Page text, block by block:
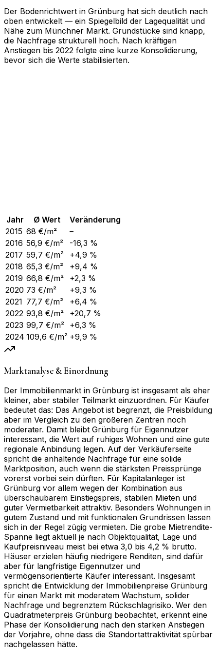
Der Bodenrichtwert in Grünburg hat sich deutlich nach
oben entwickelt — ein Spiegelbild der Lagequalität und
Nähe zum Münchner Markt. Grundstücke sind knapp,
die Nachfrage strukturell hoch. Nach kräftigen
Anstiegen bis 2022 folgte eine kurze Konsolidierung,
bevor sich die Werte stabilisierten.
Jahr Ø Wert
Veränderung
2015 68 €/m²
–
2016 56,9 €/m²
-16,3 %
2017 59,7 €/m²
+4,9 %
2018 65,3 €/m²
+9,4 %
2019 66,8 €/m²
+2,3 %
2020 73 €/m²
+9,3 %
2021 77,7 €/m²
+6,4 %
2022 93,8 €/m²
+20,7 %
2023 99,7 €/m² +6,3 %
2024 109,6 €/m² +9,9 %
Marktanalyse & Einordnung
Der Immobilienmarkt in Grünburg ist insgesamt als eher
kleiner, aber stabiler Teilmarkt einzuordnen. Für Käufer
bedeutet das: Das Angebot ist begrenzt, die Preisbildung
aber im Vergleich zu den größeren Zentren noch
moderater. Damit bleibt Grünburg für Eigennutzer
interessant, die Wert auf ruhiges Wohnen und eine gute
regionale Anbindung legen. Auf der Verkäuferseite
spricht die anhaltende Nachfrage für eine solide
Marktposition, auch wenn die stärksten Preissprünge
vorerst vorbei sein dürften. Für Kapitalanleger ist
Grünburg vor allem wegen der Kombination aus
überschaubarem Einstiegspreis, stabilen Mieten und
guter Vermietbarkeit attraktiv. Besonders Wohnungen in
gutem Zustand und mit funktionalen Grundrissen lassen
sich in der Regel zügig vermieten. Die grobe Mietrendite-
Spanne liegt aktuell je nach Objektqualität, Lage und
Kaufpreisniveau meist bei etwa 3,0 bis 4,2 % brutto.
Häuser erzielen häufig niedrigere Renditen, sind dafür
aber für langfristige Eigennutzer und
vermögensorientierte Käufer interessant. Insgesamt
spricht die Entwicklung der Immobilienpreise Grünburg
für einen Markt mit moderatem Wachstum, solider
Nachfrage und begrenztem Rückschlagrisiko. Wer den
Quadratmeterpreis Grünburg beobachtet, erkennt eine
Phase der Konsolidierung nach den starken Anstiegen
der Vorjahre, ohne dass die Standortattraktivität spürbar
nachgelassen hätte.